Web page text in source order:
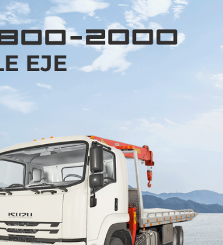
se usa el proceso de
del tanque, RoDip no
corto reduce la cantidad
energético para el
de PT/EC y en la
de agua.
de pintura eficiente.
superior y en las líneas de
aplicadores de pintura
robot de pintura Dürr
de robots de Dürr. Un
para monitorear el
la conexión en red de